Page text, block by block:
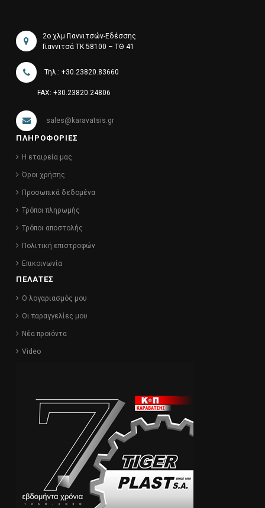
2ο χλμ Γιαννιτσών-Εδέσσης
Γιαννιτσά ΤΚ 58100 – ΤΘ 41
Τηλ.: +30.23820.83660
FAX: +30.23820.24806
sales@karavatsis.gr
ΠΛΗΡΟΦΟΡΙΕΣ
Η εταιρεία μας
Όροι χρήσης
Προσωπικά δεδομένα
Τρόποι πληρωμής
Τρόποι αποστολής
Πολιτική επιστροφών
Επικοινωνία
ΠΕΛΑΤΕΣ
Ο λογαριασμός μου
Οι παραγγελίες μου
Νέα προϊόντα
Video